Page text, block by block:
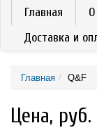
Главная
Доставка и
Главная Q&F
Цена, руб.